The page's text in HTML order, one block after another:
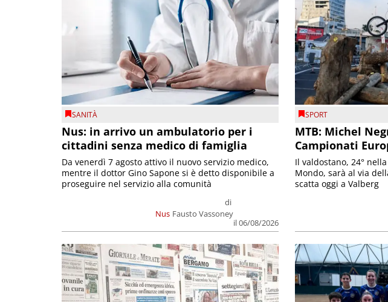
SANITÀ
Nus: in arrivo un ambulatorio per i
cittadini senza medico di famiglia
Nus
di
Fausto Vassoney
il 06/08/2026
Da venerdì 7 agosto attivo il nuovo servizio medico,
mentre il dottor Gino Sapone si è detto disponibile a
proseguire nel servizio alla comunità
SPORT
MTB: Michel
Campionati
Il valdostano, 24°
Mondo, sarà al via
scatta oggi a Valberg